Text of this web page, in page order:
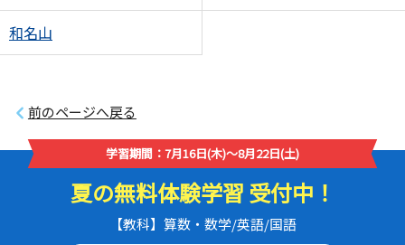
和名山
前のページへ戻る
学習期間：7月16日(木)～8月22日(土)
夏の無料体験学習 受付中！
【教科】算数・数学/英語/国語